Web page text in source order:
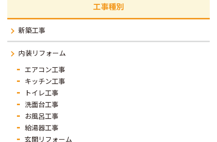
工事種別
新築工事
内装リフォーム
エアコン工事
キッチン工事
トイレ工事
洗面台工事
お風呂工事
給湯器工事
玄関リフォーム